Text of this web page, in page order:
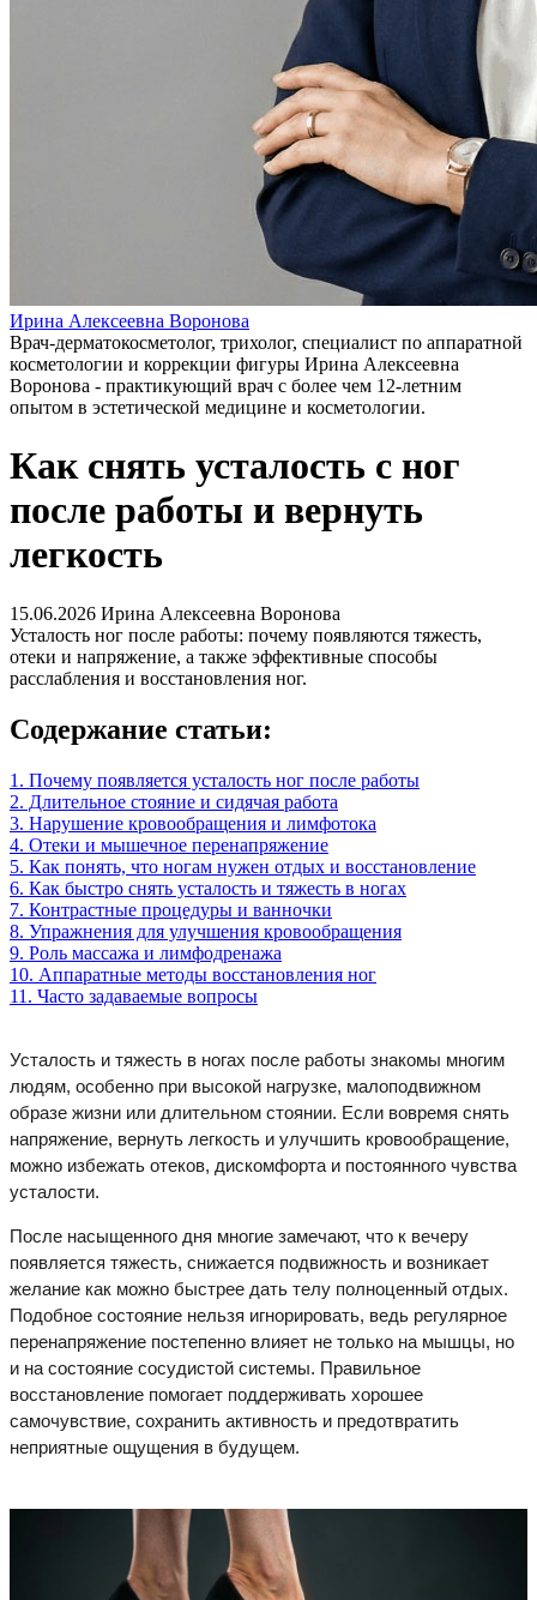
Ирина Алексеевна Воронова
Врач-дерматокосметолог, трихолог, специалист по аппаратной
косметологии и коррекции фигуры Ирина Алексеевна
Воронова - практикующий врач с более чем 12-летним
опытом в эстетической медицине и косметологии.
Как снять усталость с ног
после работы и вернуть
легкость
15.06.2026 Ирина Алексеевна Воронова
Усталость ног после работы: почему появляются тяжесть,
отеки и напряжение, а также эффективные способы
расслабления и восстановления ног.
Содержание статьи:
1. Почему появляется усталость ног после работы
2. Длительное стояние и сидячая работа
3. Нарушение кровообращения и лимфотока
4. Отеки и мышечное перенапряжение
5. Как понять, что ногам нужен отдых и восстановление
6. Как быстро снять усталость и тяжесть в ногах
7. Контрастные процедуры и ванночки
8. Упражнения для улучшения кровообращения
9. Роль массажа и лимфодренажа
10. Аппаратные методы восстановления ног
11. Часто задаваемые вопросы
Усталость и тяжесть в ногах после работы знакомы многим
людям, особенно при высокой нагрузке, малоподвижном
образе жизни или длительном стоянии. Если вовремя снять
напряжение, вернуть легкость и улучшить кровообращение,
можно избежать отеков, дискомфорта и постоянного чувства
усталости.
После насыщенного дня многие замечают, что к вечеру
появляется тяжесть, снижается подвижность и возникает
желание как можно быстрее дать телу полноценный отдых.
Подобное состояние нельзя игнорировать, ведь регулярное
перенапряжение постепенно влияет не только на мышцы, но
и на состояние сосудистой системы. Правильное
восстановление помогает поддерживать хорошее
самочувствие, сохранить активность и предотвратить
неприятные ощущения в будущем.